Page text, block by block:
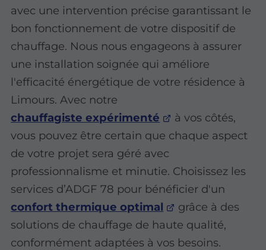
avec une intervention précise garantissant le
bon fonctionnement de votre dispositif de
chauffage. Nous nous engageons à assurer
une installation soignée qui améliore
l'efficacité énergétique de votre résidence à
Limours. Avec notre
chauffagiste expérimenté
à vos côtés,
vous pouvez être certain que chaque aspect
de votre projet sera géré avec
professionnalisme et minutie. Choisissez les
services d’ADGF 78 pour bénéficier d'un
confort thermique optimal
grâce à des
solutions de chauffage de haute qualité,
conformément adaptées à vos besoins.